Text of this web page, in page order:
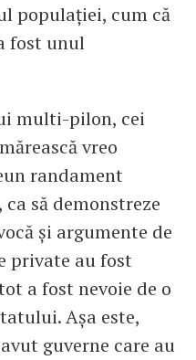
populației, cum că
fost unul
multi-pilon, cei
vreo
randament
să demonstreze
și argumente de
private au fost
a fost nevoie de o
Așa este,
guverne care au